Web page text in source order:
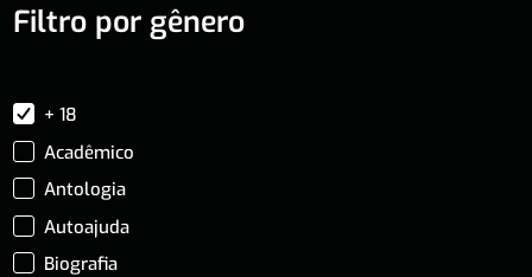
Filtro por gênero
+ 18
Acadêmico
Antologia
Autoajuda
Biografia